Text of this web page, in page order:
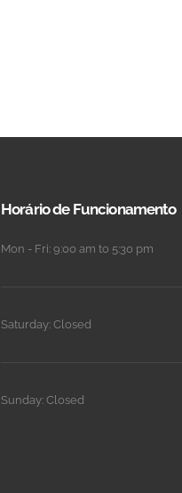
Horário de Funcionamento
Mon - Fri: 9:00 am to 5:30 pm
Saturday: Closed
Sunday: Closed